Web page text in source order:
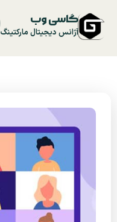
گاسی وب
آژانس دیجیتال مارکتینگ